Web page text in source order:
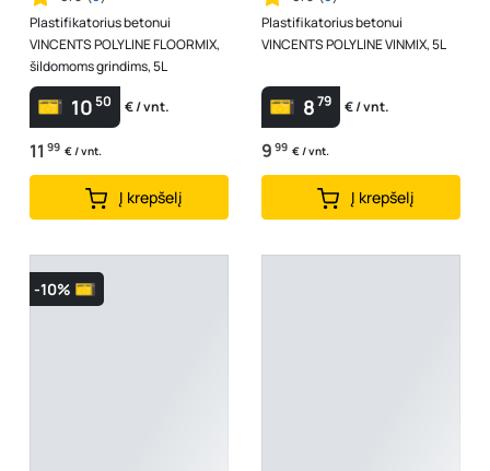
Plastifikatorius betonui
VINCENTS POLYLINE FLOORMIX,
šildomoms grindims, 5L
1050 € / vnt.
11 99 € / vnt.
Į krepšelį
Plastifikatorius betonui
VINCENTS POLYLINE VINMIX, 5L
879 € / vnt.
9 99 € / vnt.
Į krepšelį
-10%